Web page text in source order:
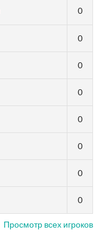
0
0
0
0
0
0
0
0
Просмотр всех игроков